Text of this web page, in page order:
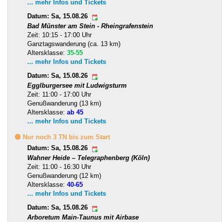
... mehr Infos und Tickets
Datum: Sa, 15.08.26
Bad Münster am Stein - Rheingrafenstein
Zeit: 10:15 - 17:00 Uhr
Ganztagswanderung (ca. 13 km)
Altersklasse: 35-55
... mehr Infos und Tickets
Datum: Sa, 15.08.26
Egglburgersee mit Ludwigsturm
Zeit: 11:00 - 17:00 Uhr
Genußwanderung (13 km)
Altersklasse: ab 45
... mehr Infos und Tickets
🟡 Nur noch 3 TN bis zum Start
Datum: Sa, 15.08.26
Wahner Heide – Telegraphenberg (Köln)
Zeit: 11:00 - 16:30 Uhr
Genußwanderung (12 km)
Altersklasse: 40-65
... mehr Infos und Tickets
Datum: Sa, 15.08.26
Arboretum Main-Taunus mit Airbase